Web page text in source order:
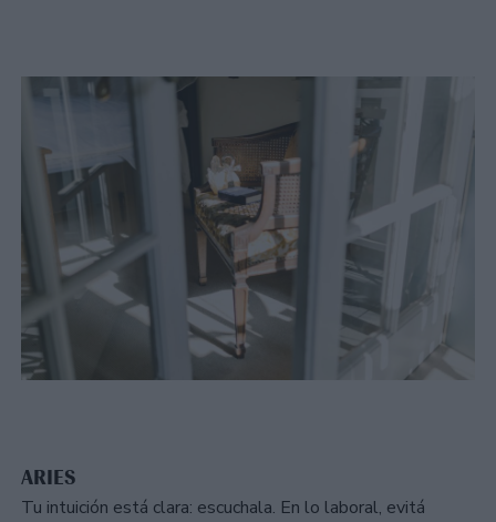
ARIES
Tu intuición está clara: escuchala. En lo laboral, evitá